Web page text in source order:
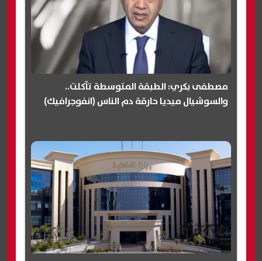
مصطفى بكري: الطبقة المتوسطة تآكلت..
والسوشيال ميديا حارقة دم الناس (انفوجرافيك)